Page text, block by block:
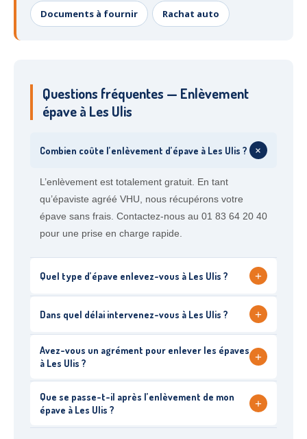
Documents à fournir Rachat auto
Questions fréquentes — Enlèvement
épave à Les Ulis
Combien coûte l’enlèvement d’épave à Les Ulis ? +
L’enlèvement est totalement gratuit. En tant
qu’épaviste agréé VHU, nous récupérons votre
épave sans frais. Contactez-nous au 01 83 64 20 40
pour une prise en charge rapide.
Quel type d’épave enlevez-vous à Les Ulis ? +
Dans quel délai intervenez-vous à Les Ulis ? +
Avez-vous un agrément pour enlever les épaves
à Les Ulis ?
+
Que se passe-t-il après l’enlèvement de mon
épave à Les Ulis ?
+